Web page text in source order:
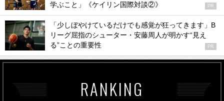
学ぶこと」《ケイリン国際対談②》
PR
「少しぼやけているだけでも感覚が狂ってきます」B
リーグ屈指のシューター・安藤周人が明かす“見え
る”ことの重要性
PR
RANKING